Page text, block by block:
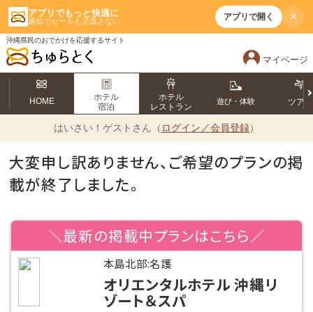
アプリでもっと快適に
通知でセールも見逃さない アプリで開く ×
沖縄県民のおでかけを応援するサイト
マイページ
HOME
ホテル
宿泊
ホテル
レストラン
遊び・体験 ツアー
はいさい！ ゲストさん（ ログイン／会員登録）
大変申し訳ありません、ご希望のプランの掲
載が終了しました。
＼最新の掲載中プランはこちら／
本島北部:名護
オリエンタルホテル 沖縄リ
ゾート＆スパ